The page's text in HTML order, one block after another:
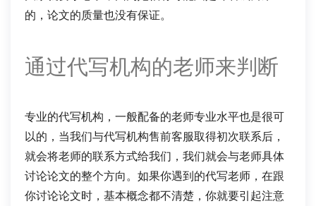
的，论文的质量也没有保证。
通过代写机构的老师来判断
专业的代写机构，一般配备的老师专业水平也是很可
以的，当我们与代写机构售前客服取得初次联系后，
就会将老师的联系方式给我们，我们就会与老师具体
讨论论文的整个方向。如果你遇到的代写老师，在跟
你讨论论文时，基本概念都不清楚，你就要引起注意